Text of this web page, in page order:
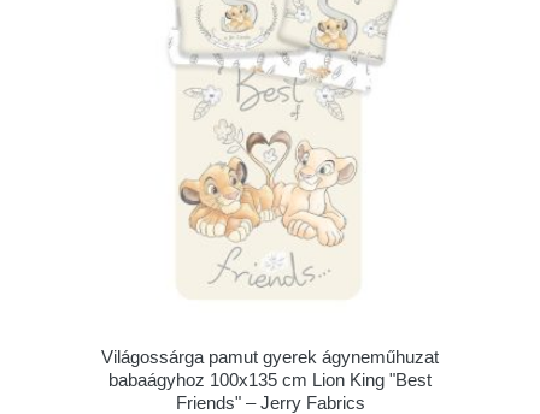
Világossárga pamut gyerek ágyneműhuzat
babaágyhoz 100x135 cm Lion King "Best
Friends" – Jerry Fabrics